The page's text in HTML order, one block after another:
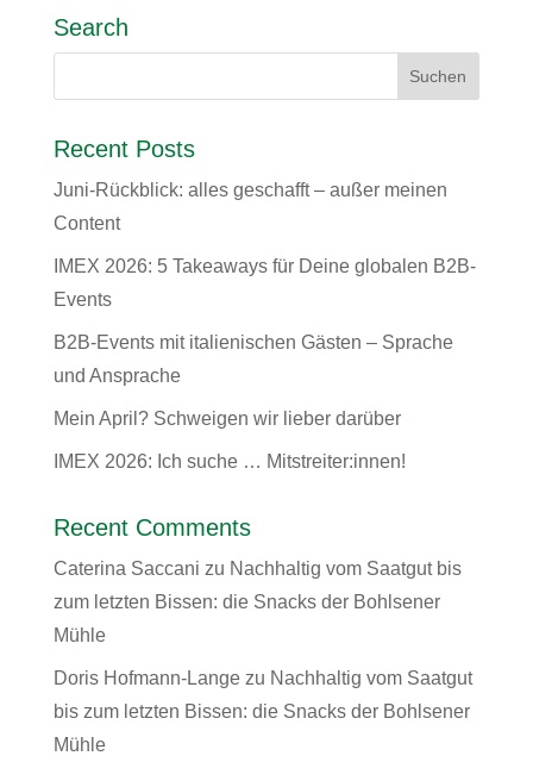
Search
Recent Posts
Juni-Rückblick: alles geschafft – außer meinen
Content
IMEX 2026: 5 Takeaways für Deine globalen B2B-
Events
B2B-Events mit italienischen Gästen – Sprache
und Ansprache
Mein April? Schweigen wir lieber darüber
IMEX 2026: Ich suche … Mitstreiter:innen!
Recent Comments
Caterina Saccani zu Nachhaltig vom Saatgut bis
zum letzten Bissen: die Snacks der Bohlsener
Mühle
Doris Hofmann-Langezu Nachhaltig vom Saatgut
bis zum letzten Bissen: die Snacks der Bohlsener
Mühle